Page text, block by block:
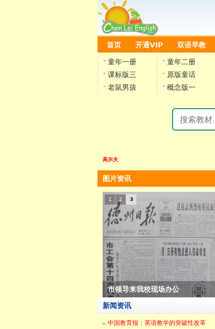
首页 开通VIP 双语早教
童年一册 童年二册
课标版三
原版童话
老鼠男孩
概念版一
高尔夫
图片资讯
市领导来我校现场办公
1 2 3
新闻资讯
中国教育报：英语教学的突破性改革